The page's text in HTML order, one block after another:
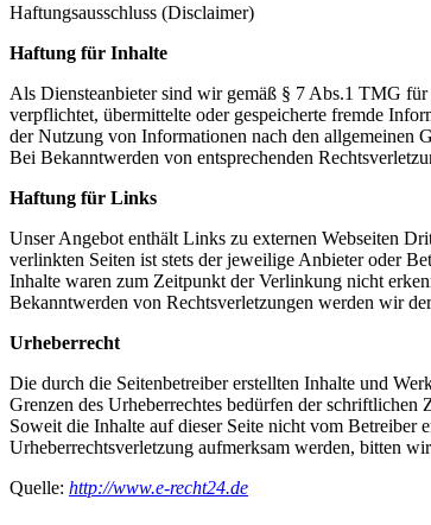
Haftungsausschluss (Disclaimer)
Haftung für Inhalte
Als Diensteanbieter sind wir gemäß § 7 Abs.1 TMG
verpflichtet, übermittelte oder gespeicherte fremde
der Nutzung von Informationen nach den allgemeinen
Bei Bekanntwerden von entsprechenden
Haftung für Links
Unser Angebot enthält Links zu externen Webseiten
verlinkten Seiten ist stets der jeweilige Anbieter oder
Inhalte waren zum Zeitpunkt der Verlinkung nicht
Bekanntwerden von Rechtsverletzungen werden wir
Urheberrecht
Die durch die Seitenbetreiber erstellten Inhalte und
Grenzen des Urheberrechtes bedürfen der
Soweit die Inhalte auf dieser Seite nicht vom Betreiber
Urheberrechtsverletzung aufmerksam werden, bitten
Quelle: http://www.e-recht24.de